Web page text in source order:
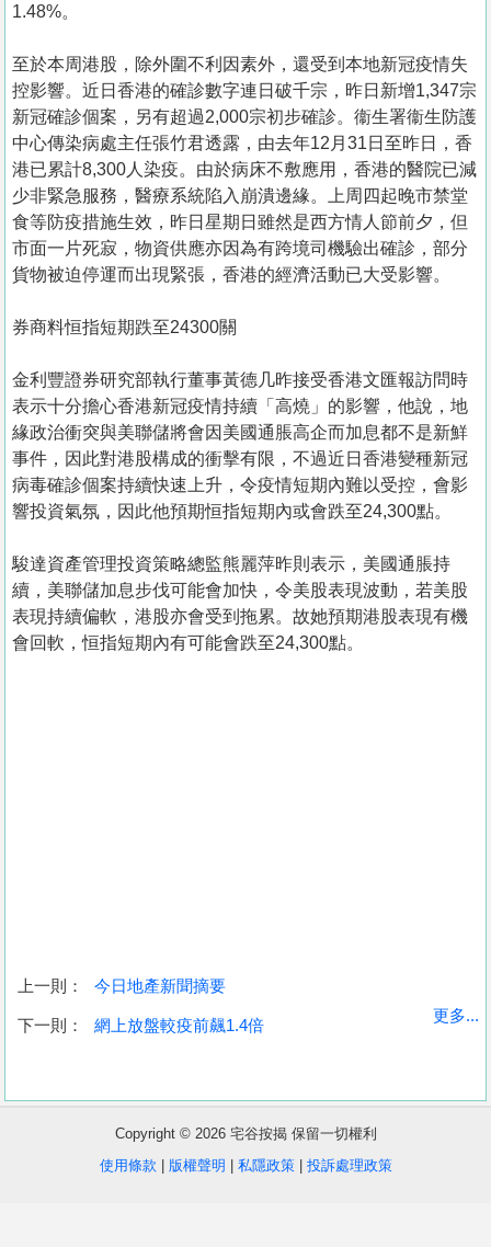
收
盤
1.48%。
至於本周港股，除外圍不利因素外，還受到本地新冠疫情失
控影響。近日香港的確診數字連日破千宗，昨日新增1,347宗
新冠確診個案，另有超過2,000宗初步確診。衞生署衞生防護
中心傳染病處主任張竹君透露，由去年12月31日至昨日，香
港已累計8,300人染疫。由於病床不敷應用，香港的醫院已減
少非緊急服務，醫療系統陷入崩潰邊緣。上周四起晚市禁堂
食等防疫措施生效，昨日星期日雖然是西方情人節前夕，但
市面一片死寂，物資供應亦因為有跨境司機驗出確診，部分
貨物被迫停運而出現緊張，香港的經濟活動已大受影響。
券商料恒指短期跌至24300關
金利豐證券研究部執行董事黃德几昨接受香港文匯報訪問時
表示十分擔心香港新冠疫情持續「高燒」的影響，他說，地
緣政治衝突與美聯儲將會因美國通脹高企而加息都不是新鮮
事件，因此對港股構成的衝擊有限，不過近日香港變種新冠
病毒確診個案持續快速上升，令疫情短期內難以受控，會影
響投資氣氛，因此他預期恒指短期內或會跌至24,300點。
駿達資產管理投資策略總監熊麗萍昨則表示，美國通脹持
續，美聯儲加息步伐可能會加快，令美股表現波動，若美股
表現持續偏軟，港股亦會受到拖累。故她預期港股表現有機
會回軟，恒指短期內有可能會跌至24,300點。
上一則： 今日地產新聞摘要
下一則： 網上放盤較疫前飆1.4倍
更多...
Copyright © 2026 宅谷按揭 保留一切權利
使用條款
版權聲明 私隱政策| 投訴處理政策